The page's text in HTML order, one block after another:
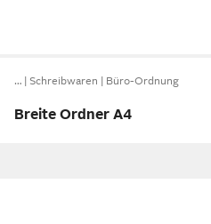
… Schreibwaren Büro-Ordnung
Breite Ordner A4